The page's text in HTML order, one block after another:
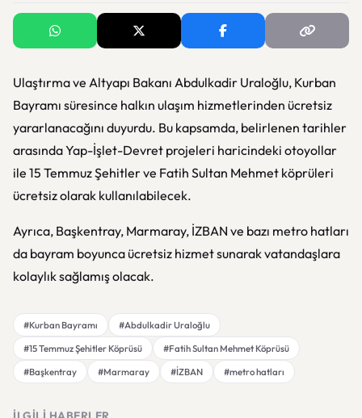
Ulaştırma ve Altyapı Bakanı Abdulkadir Uraloğlu, Kurban
Bayramı süresince halkın ulaşım hizmetlerinden ücretsiz
yararlanacağını duyurdu. Bu kapsamda, belirlenen tarihler
arasında Yap-İşlet-Devret projeleri haricindeki otoyollar
ile 15 Temmuz Şehitler ve Fatih Sultan Mehmet köprüleri
ücretsiz olarak kullanılabilecek.
Ayrıca, Başkentray, Marmaray, İZBAN ve bazı metro hatları
da bayram boyunca ücretsiz hizmet sunarak vatandaşlara
kolaylık sağlamış olacak.
#Kurban Bayramı
#Abdulkadir Uraloğlu
#15 Temmuz Şehitler Köprüsü
#Fatih Sultan Mehmet Köprüsü
#Başkentray
#Marmaray #İZBAN #metro hatları